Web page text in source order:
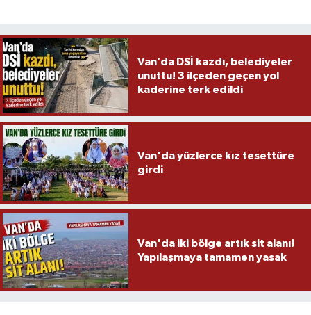
Van’da DSİ kazdı, belediyeler
unuttu! 3 ilçeden geçen yol
kaderine terk edildi
Van'da yüzlerce kız tesettüre
girdi
Van'da iki bölge artık sit alanı!
Yapılaşmaya tamamen yasak